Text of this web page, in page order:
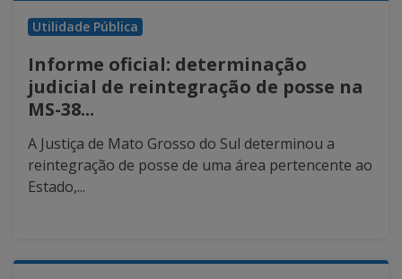
Utilidade Pública
Informe oficial: determinação
judicial de reintegração de posse na
MS-38...
A Justiça de Mato Grosso do Sul determinou a
reintegração de posse de uma área pertencente ao
Estado,...